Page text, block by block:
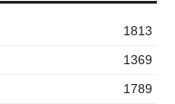
1813
1369
1789